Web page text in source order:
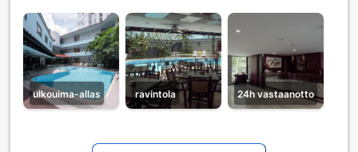
ulkouima-allas ravintola 24h vastaanotto